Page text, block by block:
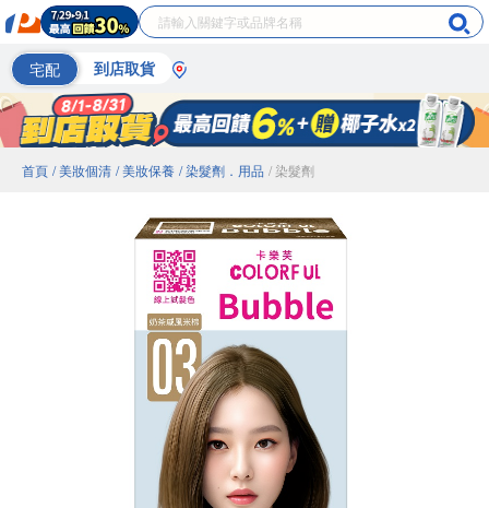
宅配 到店取貨
首頁 / 美妝個清 / 美妝保養 / 染髮劑．用品 / 染髮劑